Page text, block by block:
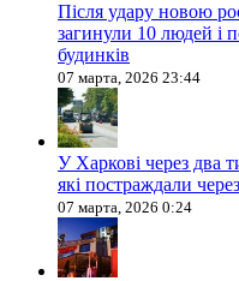
Після удару новою
загинули 10 людей і
будинків
07 марта, 2026 23:44
У Харкові через два
які постраждали
07 марта, 2026 0:24